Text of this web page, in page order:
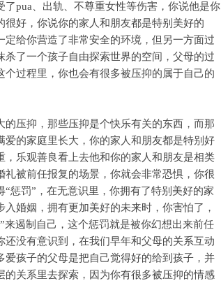
pua、出轨、不尊重女性等伤害，你说他是你
好，你说你的家人和朋友都是特别美好的
给你营造了非常安全的环境，但另一方面过
了一个孩子自由探索世界的空间，父母的过
过程里，你也会有很多被压抑的属于自己的
压抑，那些压抑是个快乐有关的东西，而那
的家庭里长大，你的家人和朋友都是特别好
乐观善良看上去他和你的家人和朋友是相类
被前任报复的场景，你就会非常恐惧，你很
惩罚”，在无意识里，你拥有了特别美好的家
婚姻，拥有更加美好的未来时，你害怕了，
遏制自己，这个惩罚就是被你幻想出来前任
没有意识到，在我们早年和父母的关系互动
孩子的父母是把自己觉得好的给到孩子，并
关系里去探索，因为你有很多被压抑的情感